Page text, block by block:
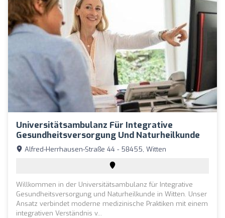
Universitätsambulanz Für Integrative
Gesundheitsversorgung Und Naturheilkunde
Alfred-Herrhausen-Straße 44 - 58455, Witten
Willkommen in der Universitätsambulanz für Integrative
Gesundheitsversorgung und Naturheilkunde in Witten. Unser
Ansatz verbindet moderne medizinische Praktiken mit einem
integrativen Verständnis v...